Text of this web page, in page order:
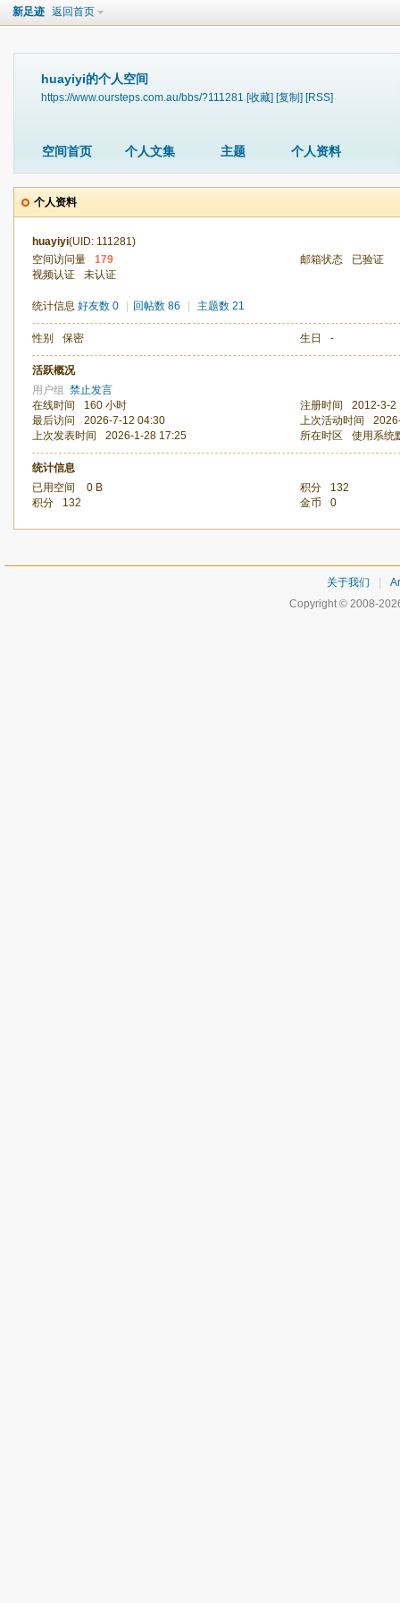
新足迹 返回首页
huayiyi的个人空间
https://www.oursteps.com.au/bbs/?111281 [收藏] [复制] [RSS]
空间首页 个人文集 主题 个人资料
个人资料
huayiyi(UID: 111281)
空间访问量
179 邮箱状态
已验证
视频认证
未认证
统计信息 好友数 0 回帖数 86 主题数 21
性别 保密 生日 -
活跃概况
用户组 禁止发言
在线时间
160 小时 注册时间
2012-3-2
最后访问
2026-7-12 04:30 上次活动时间
上次发表时间
2026-1-28 17:25 所在时区 使用系统
统计信息
已用空间
0 B 积分
132
积分
132 金币 0
关于我们
Copyright © 2008-